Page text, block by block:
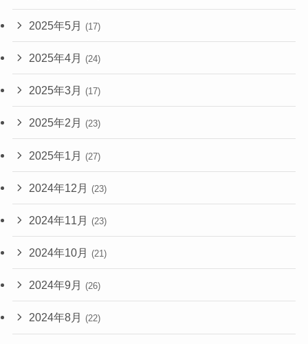
2025年5月 (17)
2025年4月 (24)
2025年3月 (17)
2025年2月 (23)
2025年1月 (27)
2024年12月 (23)
2024年11月 (23)
2024年10月 (21)
2024年9月 (26)
2024年8月 (22)